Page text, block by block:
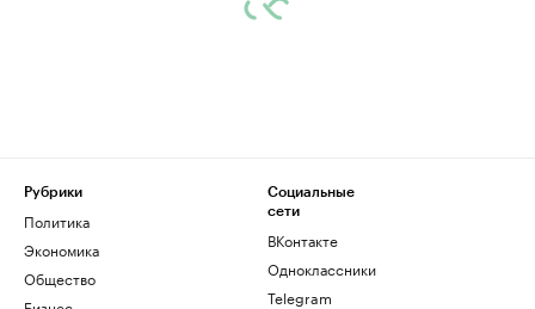
Рубрики
Политика
Экономика
Общество
Социальные
сети
ВКонтакте
Одноклассники
Telegram